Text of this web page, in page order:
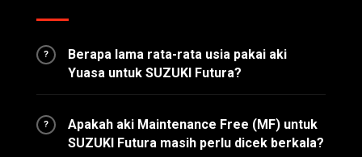
?
Berapa lama rata-rata usia pakai aki
Yuasa untuk SUZUKI Futura?
?
Apakah aki Maintenance Free (MF) untuk
SUZUKI Futura masih perlu dicek berkala?